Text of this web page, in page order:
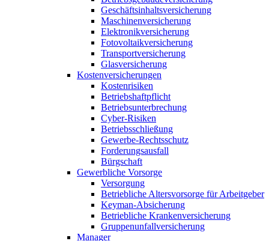
Geschäftsinhaltsversicherung
Maschinenversicherung
Elektronikversicherung
Fotovoltaikversicherung
Transportversicherung
Glasversicherung
Kostenversicherungen
Kostenrisiken
Betriebshaftpflicht
Betriebsunterbrechung
Cyber-Risiken
Betriebsschließung
Gewerbe-Rechtsschutz
Forderungsausfall
Bürgschaft
Gewerbliche Vorsorge
Versorgung
Betriebliche Altersvorsorge für Arbeitgeber
Keyman-Absicherung
Betriebliche Krankenversicherung
Gruppenunfallversicherung
Manager